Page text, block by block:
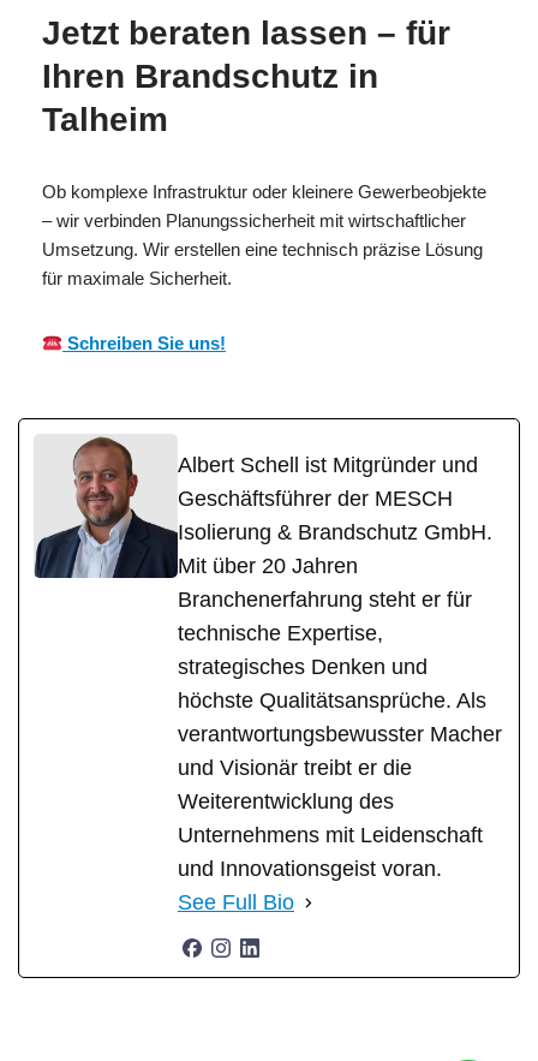
Jetzt beraten lassen – für
Ihren Brandschutz in
Talheim
Ob komplexe Infrastruktur oder kleinere Gewerbeobjekte
– wir verbinden Planungssicherheit mit wirtschaftlicher
Umsetzung. Wir erstellen eine technisch präzise Lösung
für maximale Sicherheit.
Schreiben Sie uns!
Albert Schell ist Mitgründer und
Geschäftsführer der MESCH
Isolierung & Brandschutz GmbH.
Mit über 20 Jahren
Branchenerfahrung steht er für
technische Expertise,
strategisches Denken und
höchste Qualitätsansprüche. Als
verantwortungsbewusster Macher
und Visionär treibt er die
Weiterentwicklung des
Unternehmens mit Leidenschaft
und Innovationsgeist voran.
See Full Bio